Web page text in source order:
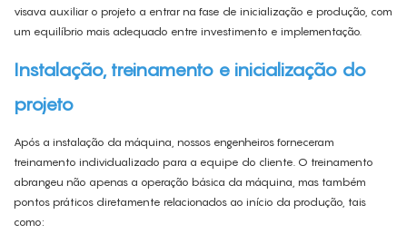
visava auxiliar o projeto a entrar na fase de inicialização e produção, com
um equilíbrio mais adequado entre investimento e implementação.
Instalação, treinamento e inicialização do
projeto
Após a instalação da máquina, nossos engenheiros forneceram
treinamento individualizado para a equipe do cliente. O treinamento
abrangeu não apenas a operação básica da máquina, mas também
pontos práticos diretamente relacionados ao início da produção, tais
como: